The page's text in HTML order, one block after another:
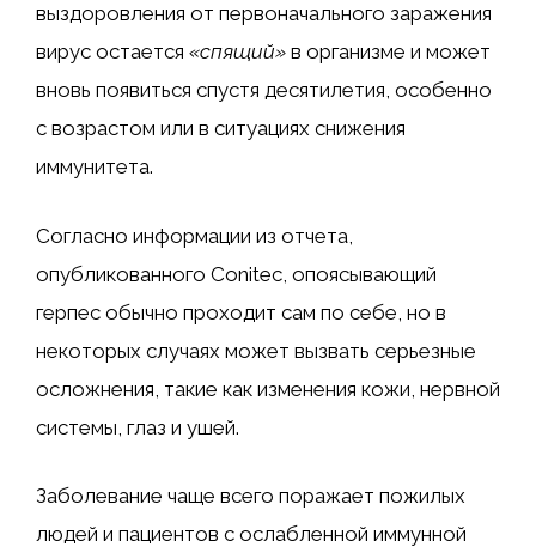
выздоровления от первоначального заражения
вирус остается «спящий» в организме и может
вновь появиться спустя десятилетия, особенно
с возрастом или в ситуациях снижения
иммунитета.
Согласно информации из отчета,
опубликованного Conitec, опоясывающий
герпес обычно проходит сам по себе, но в
некоторых случаях может вызвать серьезные
осложнения, такие как изменения кожи, нервной
системы, глаз и ушей.
Заболевание чаще всего поражает пожилых
людей и пациентов с ослабленной иммунной